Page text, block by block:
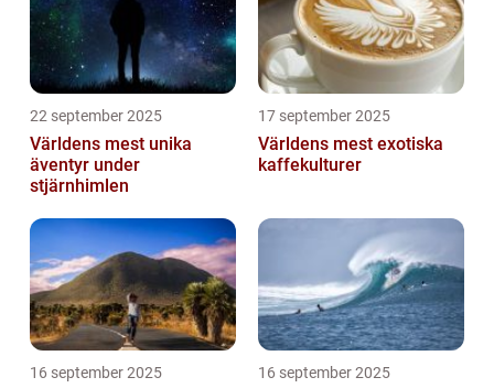
22 september 2025
Världens mest unika
äventyr under
stjärnhimlen
17 september 2025
Världens mest exotiska
kaffekulturer
16 september 2025 16 september 2025